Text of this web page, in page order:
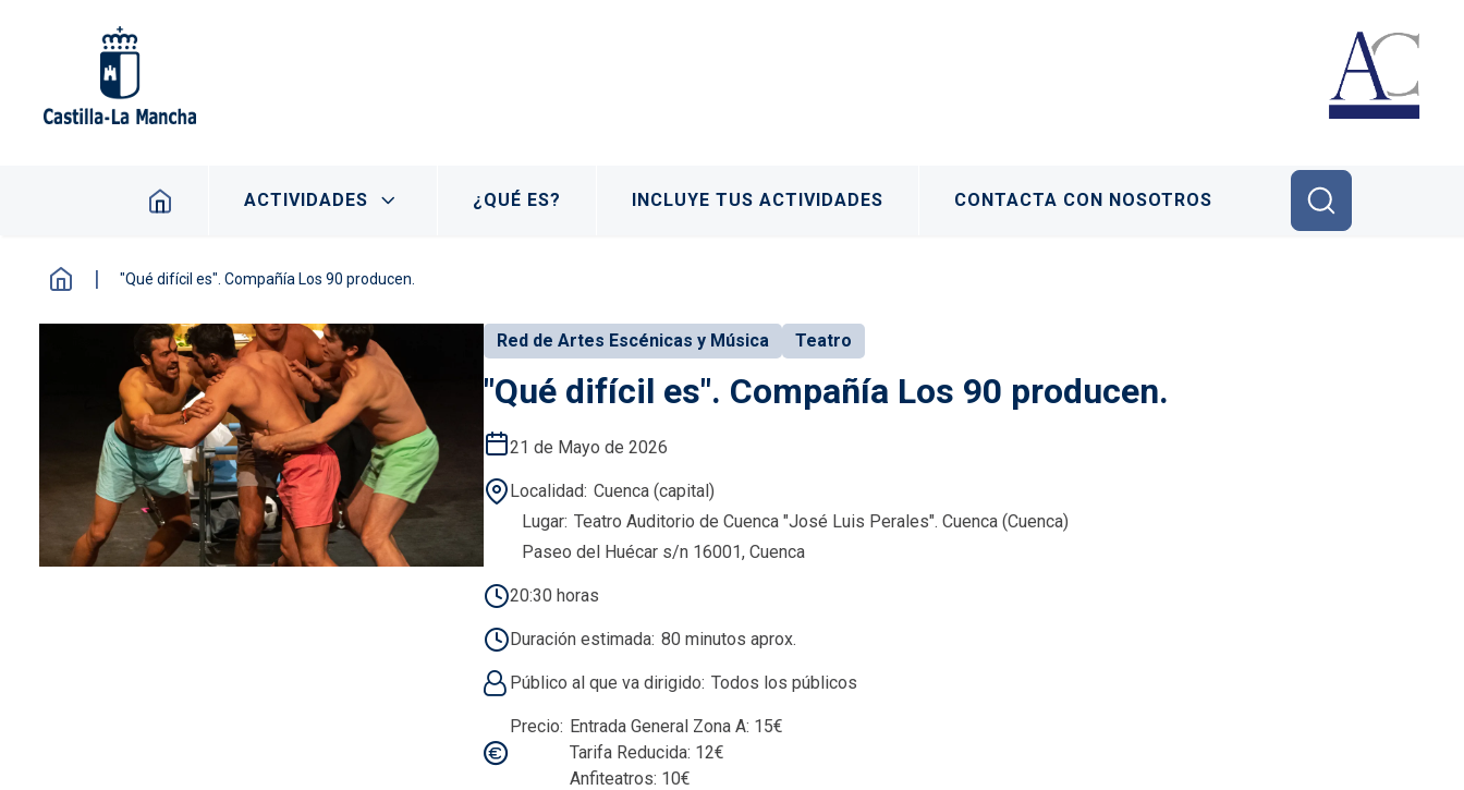
Navegación principal
ACTIVIDADES ¿QUÉ ES? INCLUYE TUS ACTIVIDADES CONTACTA CON NOSOTROS
"Qué difícil es". Compañía Los 90 producen.
Red de Artes Escénicas y Música Teatro
"Qué difícil es". Compañía Los 90 producen.
21 de Mayo de 2026
Localidad Cuenca (capital)
Lugar Teatro Auditorio de Cuenca "José Luis Perales". Cuenca (Cuenca)
Paseo del Huécar s/n 16001, Cuenca
20:30 horas
Duración estimada 80 minutos aprox.
Público al que va dirigido Todos los públicos
Precio Entrada General Zona A: 15€
Tarifa Reducida: 12€
Anfiteatros: 10€